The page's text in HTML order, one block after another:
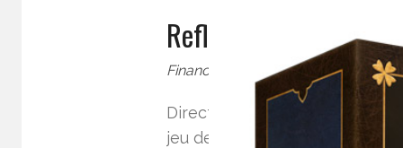
Reflets d’Acide : Le
Financé via crowdfunding
Direction artistique et design
jeu de plateau